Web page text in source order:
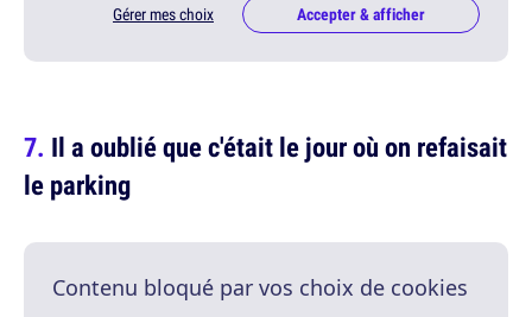
Gérer mes choix Accepter & afficher
Il a oublié que c'était le jour où on refaisait
le parking
Contenu bloqué par vos choix de cookies